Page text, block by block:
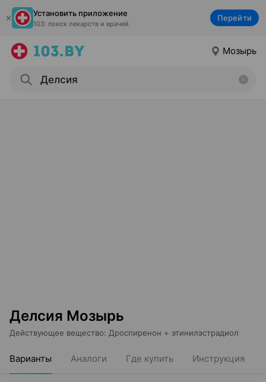
Установить приложение
103: поиск лекарств и врачей
Перейти
Мозырь
Делсия Мозырь
Действующее вещество: Дроспиренон + этинилэстрадиол
Варианты Аналоги Где купить Инструкция